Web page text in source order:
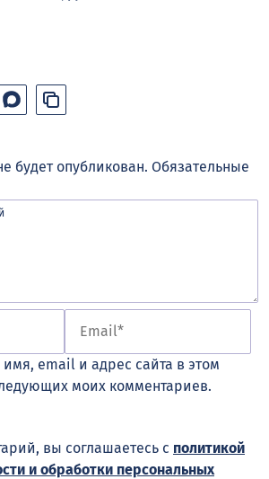
будет опубликован. Обязательные
email и адрес сайта в этом
моих комментариев.
вы соглашаетесь с политикой
и обработки персональных